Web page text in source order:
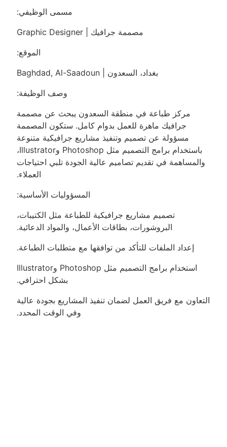
مسمى الوظيفي:
مصممة جرافيك | Graphic Designer
الموقع:
بغداد، السعدون | Baghdad, Al-Saadoun
وصف الوظيفة:
مركز طباعة في منطقة السعدون يبحث عن مصممة
جرافيك ماهرة للعمل بدوام كامل. ستكون المصممة
مسؤولة عن تصميم وتنفيذ مشاريع جرافيكية متنوعة
باستخدام برامج التصميم مثل Photoshop وIllustrator،
والمساهمة في تقديم تصاميم عالية الجودة تلبي احتياجات
العملاء.
المسؤوليات الأساسية:
تصميم مشاريع جرافيكية للطباعة مثل الكتيبات،
البروشورات، بطاقات الأعمال، والمواد الدعائية.
إعداد الملفات للتأكد من توافقها مع متطلبات الطباعة.
استخدام برامج التصميم مثل Photoshop وIllustrator
بشكل احترافي.
التعاون مع فريق العمل لضمان تنفيذ المشاريع بجودة عالية
وفي الوقت المحدد.